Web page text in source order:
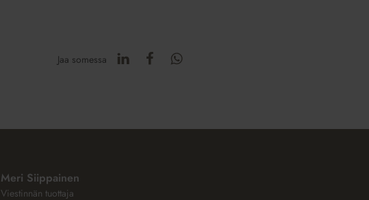
Jaa somessa
Meri Siippainen
Viestinnän tuottaja